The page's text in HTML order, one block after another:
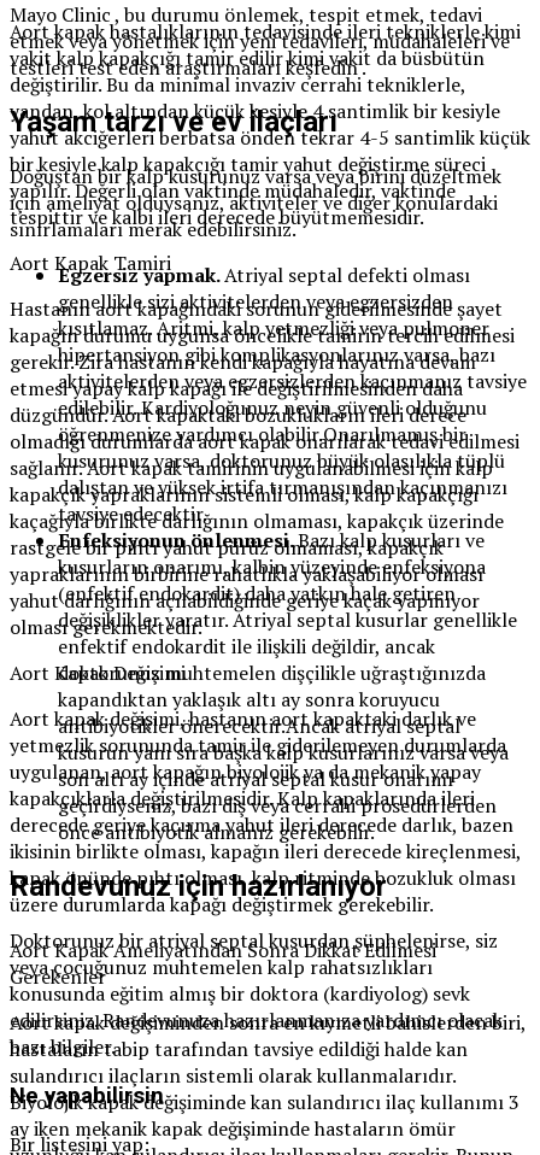
Mayo Clinic , bu durumu önlemek, tespit etmek, tedavi
etmek veya yönetmek için yeni tedavileri, müdahaleleri ve
testleri test eden araştırmaları keşfedin .
Yaşam tarzı ve ev ilaçları
Doğuştan bir kalp kusurunuz varsa veya birini düzeltmek
için ameliyat olduysanız, aktiviteler ve diğer konulardaki
sınırlamaları merak edebilirsiniz.
Egzersiz yapmak.Atriyal septal defekti olması
genellikle sizi aktivitelerden veya egzersizden
kısıtlamaz. Aritmi, kalp yetmezliği veya pulmoner
hipertansiyon gibi komplikasyonlarınız varsa, bazı
aktivitelerden veya egzersizlerden kaçınmanız tavsiye
edilebilir. Kardiyoloğunuz neyin güvenli olduğunu
öğrenmenize yardımcı olabilir.Onarılmamış bir
kusurunuz varsa, doktorunuz büyük olasılıkla tüplü
dalıştan ve yüksek irtifa tırmanışından kaçınmanızı
tavsiye edecektir.
Enfeksiyonun önlenmesi.Bazı kalp kusurları ve
kusurların onarımı, kalbin yüzeyinde enfeksiyona
(enfektif endokardit) daha yatkın hale getiren
değişiklikler yaratır. Atriyal septal kusurlar genellikle
enfektif endokardit ile ilişkili değildir, ancak
doktorunuz muhtemelen dişçilikle uğraştığınızda
kapandıktan yaklaşık altı ay sonra koruyucu
antibiyotikler önerecektir.Ancak atriyal septal
kusurun yanı sıra başka kalp kusurlarınız varsa veya
son altı ay içinde atriyal septal kusur onarımı
geçirdiyseniz, bazı diş veya cerrahi prosedürlerden
önce antibiyotik almanız gerekebilir.
Randevunuz için hazırlanıyor
Doktorunuz bir atriyal septal kusurdan şüphelenirse, siz
veya çocuğunuz muhtemelen kalp rahatsızlıkları
konusunda eğitim almış bir doktora (kardiyolog) sevk
edilirsiniz. Randevunuza hazırlanmanıza yardımcı olacak
bazı bilgiler.
Ne yapabilirsin
Bir listesini yap:
Aort kapak hastalıklarının tedavisinde ileri tekniklerle kimi
vakit kalp kapakçığı tamir edilir kimi vakit da büsbütün
değiştirilir. Bu da minimal invaziv cerrahi tekniklerle,
yandan, kol altından küçük kesiyle 4 santimlik bir kesiyle
yahut akciğerleri berbatsa önden tekrar 4-5 santimlik küçük
bir kesiyle kalp kapakçığı tamir yahut değiştirme süreci
yapılır. Değerli olan vaktinde müdahaledir, vaktinde
tespittir ve kalbi ileri derecede büyütmemesidir.
Aort Kapak Tamiri
Hastanın aort kapağındaki sorunun giderilmesinde şayet
kapağın durumu uygunsa öncelikle tamirin tercih edilmesi
gerekir. Zira hastanın kendi kapağıyla hayatına devam
etmesi yapay kalp kapağı ile değiştirilmesinden daha
düzgündür. Aort kapaktaki bozuklukların ileri derece
olmadığı durumlarda aort kapak onarılarak tedavi edilmesi
sağlanır. Aort kapak tamirinin uygulanabilmesi için kalp
kapakçık yapraklarının sistemli olması, kalp kapakçığı
kaçağıyla birlikte darlığının olmaması, kapakçık üzerinde
rastgele bir pıhtı yahut pürüz olmaması, kapakçık
yapraklarının birbirine rahatlıkla yaklaşabiliyor olması
yahut darlığının açılabildiğinde geriye kaçak yapmıyor
olması gerekmektedir.
Aort Kapak Değişimi
Aort kapak değişimi, hastanın aort kapaktaki darlık ve
yetmezlik sorununda tamir ile giderilemeyen durumlarda
uygulanan, aort kapağın biyolojik ya da mekanik yapay
kapakçıklarla değiştirilmesidir. Kalp kapaklarında ileri
derecede geriye kaçırma yahut ileri derecede darlık, bazen
ikisinin birlikte olması, kapağın ileri derecede kireçlenmesi,
kapak önünde pıhtı olması, kalp ritminde bozukluk olması
üzere durumlarda kapağı değiştirmek gerekebilir.
Aort Kapak Ameliyatından Sonra Dikkat Edilmesi
Gerekenler
Aort kapak değişiminden sonra en kıymetli bahislerden biri,
hastaların tabip tarafından tavsiye edildiği halde kan
sulandırıcı ilaçların sistemli olarak kullanmalarıdır.
Biyolojik kapak değişiminde kan sulandırıcı ilaç kullanımı 3
ay iken mekanik kapak değişiminde hastaların ömür